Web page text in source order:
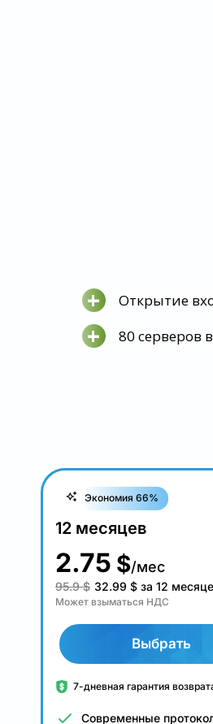
+ Открытие
+ 80 серверов
Экономия 66%
12 месяцев
2.75 $/мес
95.9 $ 32.99 $ за 12
Может взыматься НДС
Выбрать
7-дневная гарантия
Современные